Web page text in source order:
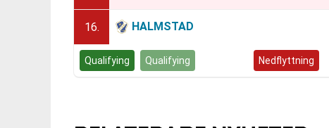
16. HALMSTAD
Qualifying Qualifying Nedflyttning